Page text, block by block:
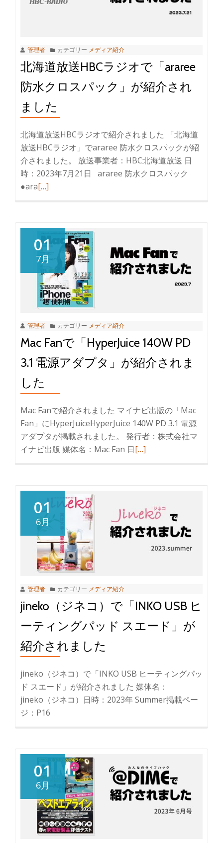
管理者 カテゴリー メディア紹介
北海道放送HBCラジオで「araree
防水クロスパック」が紹介され
ました
北海道放送HBCラジオで紹介されました 「北海道
放送HBCラジオ」でararee 防水クロスパックが紹
介されました。 放送事業者：HBC北海道放送 日
時：2023年7月21日 araree 防水クロスパック
●ara[…]
01
7月
管理者 カテゴリー メディア紹介
Mac Fanで「HyperJuice 140W PD
3.1 電源アダプタ」が紹介されま
した
Mac Fanで紹介されました マイナビ出版の「Mac
Fan」にHyperJuiceHyperJuice 140W PD 3.1 電源
アダプタが掲載されました。 発行者：株式会社マ
イナビ出版 媒体名：Mac Fan 日[…]
01
6月
管理者 カテゴリー メディア紹介
jineko（ジネコ）で「INKO USB ヒ
ーティングパッド スエード」が
紹介されました
jineko（ジネコ）で「INKO USB ヒーティングパッ
ド スエード」が紹介されました 媒体名：
jineko（ジネコ）日時：2023年 Summer掲載ペー
ジ：P16
01
6月